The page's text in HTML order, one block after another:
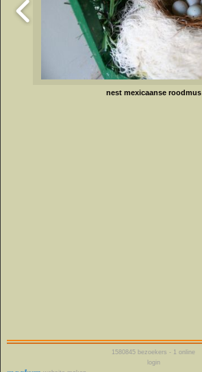
nest mexicaanse roodmus
1580845 bezoekers - 1 online
login